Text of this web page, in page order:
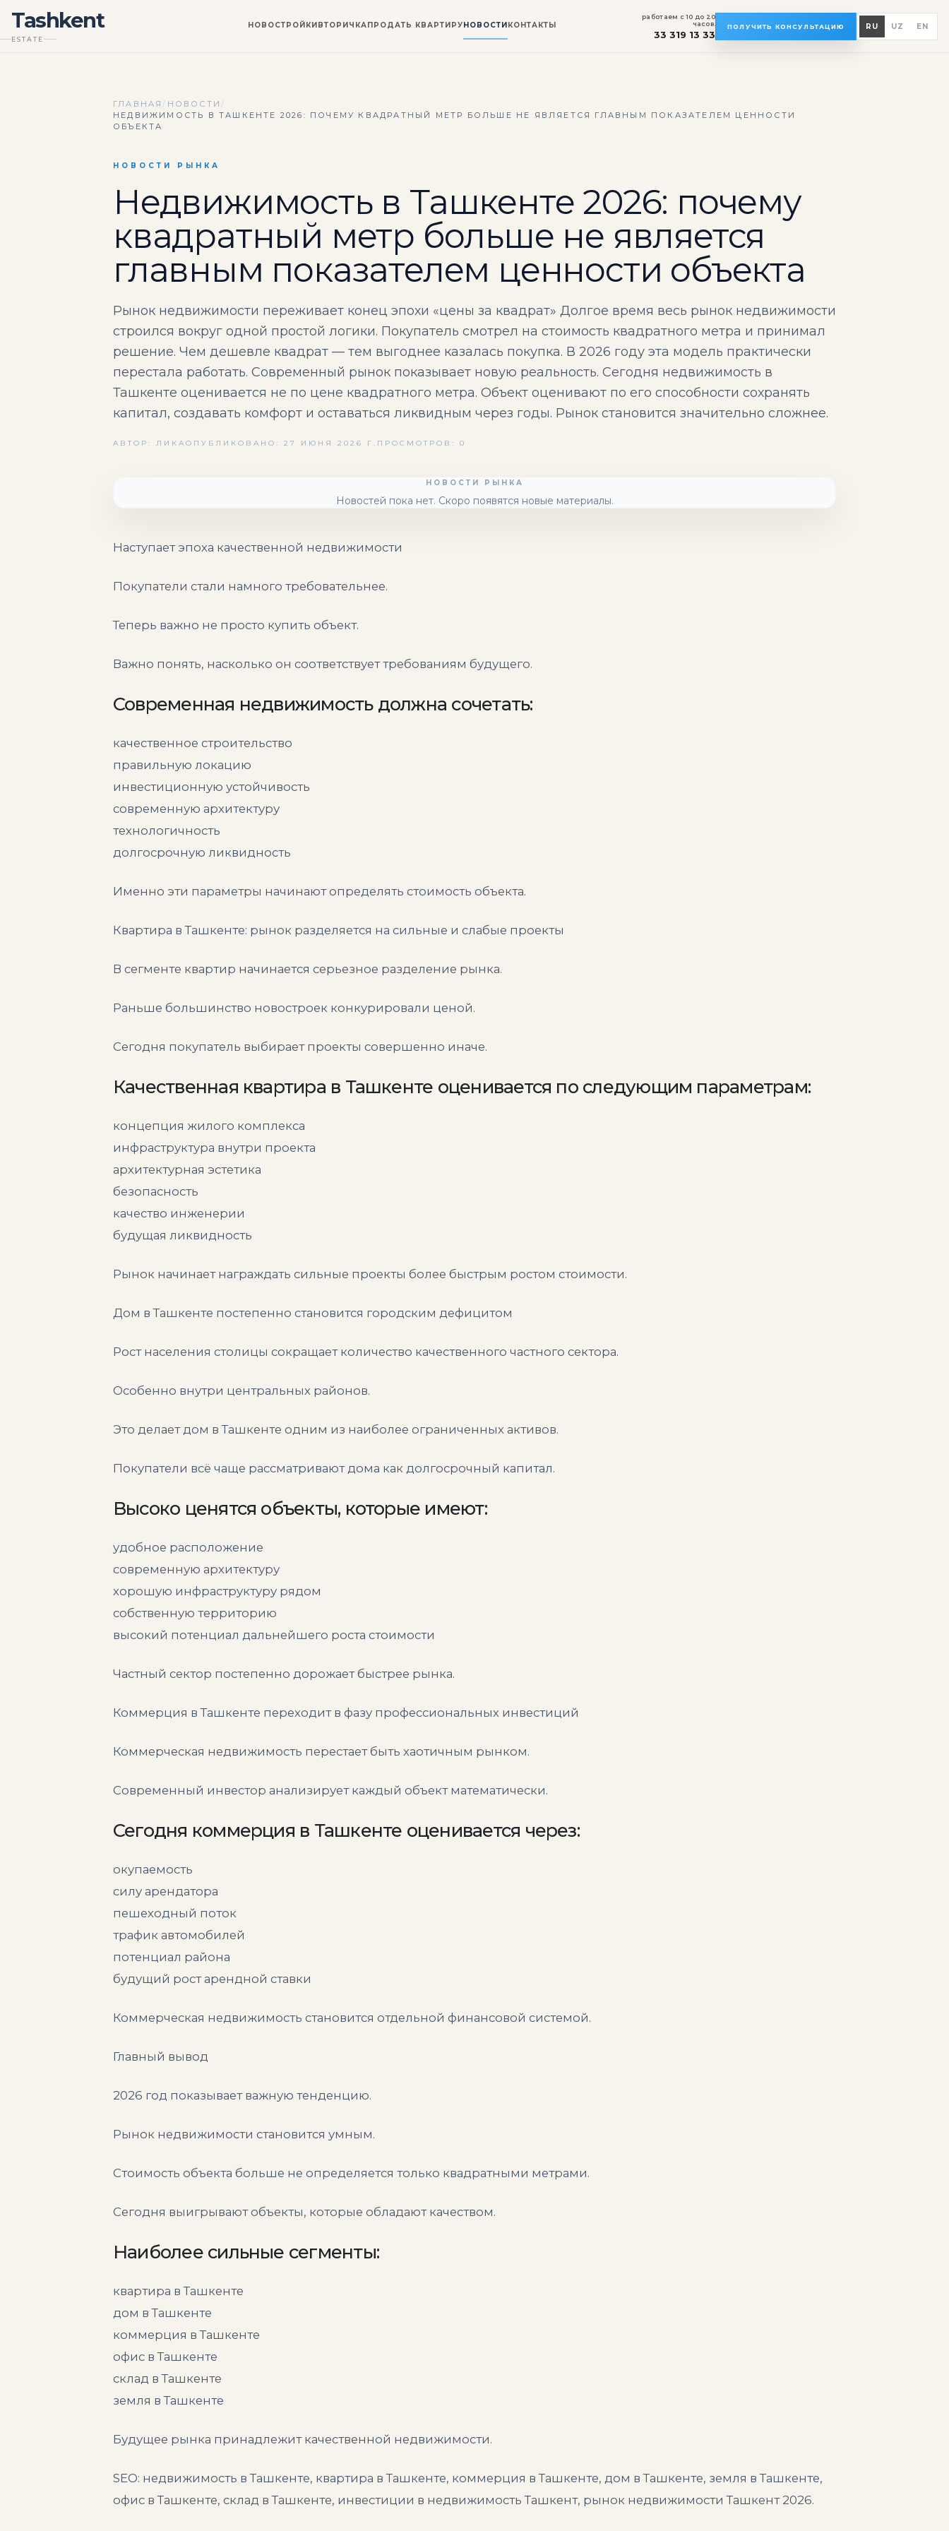
Tashkent
ESTATE
НОВОСТРОЙКИВТОРИЧКАПРОДАТЬ КВАРТИРУНОВОСТИКОНТАКТЫ
работаем с 10 до 20
часов.
33 319 13 33
ПОЛУЧИТЬ КОНСУЛЬТАЦИЮ RU UZ EN
ГЛАВНАЯ/ НОВОСТИ/
НЕДВИЖИМОСТЬ В ТАШКЕНТЕ 2026: ПОЧЕМУ КВАДРАТНЫЙ МЕТР БОЛЬШЕ НЕ ЯВЛЯЕТСЯ ГЛАВНЫМ ПОКАЗАТЕЛЕМ ЦЕННОСТИ
ОБЪЕКТА
НОВОСТИ РЫНКА
Недвижимость в Ташкенте 2026: почему
квадратный метр больше не является
главным показателем ценности объекта
Рынок недвижимости переживает конец эпохи «цены за квадрат» Долгое время весь рынок недвижимости
строился вокруг одной простой логики. Покупатель смотрел на стоимость квадратного метра и принимал
решение. Чем дешевле квадрат — тем выгоднее казалась покупка. В 2026 году эта модель практически
перестала работать. Современный рынок показывает новую реальность. Сегодня недвижимость в
Ташкенте оценивается не по цене квадратного метра. Объект оценивают по его способности сохранять
капитал, создавать комфорт и оставаться ликвидным через годы. Рынок становится значительно сложнее.
АВТОР: ЛИКА ОПУБЛИКОВАНО: 27 ИЮНЯ 2026 Г. ПРОСМОТРОВ: 0
НОВОСТИ РЫНКА
Новостей пока нет. Скоро появятся новые материалы.
Наступает эпоха качественной недвижимости
Покупатели стали намного требовательнее.
Теперь важно не просто купить объект.
Важно понять, насколько он соответствует требованиям будущего.
Современная недвижимость должна сочетать:
качественное строительство
правильную локацию
инвестиционную устойчивость
современную архитектуру
технологичность
долгосрочную ликвидность
Именно эти параметры начинают определять стоимость объекта.
Квартира в Ташкенте: рынок разделяется на сильные и слабые проекты
В сегменте квартир начинается серьезное разделение рынка.
Раньше большинство новостроек конкурировали ценой.
Сегодня покупатель выбирает проекты совершенно иначе.
Качественная квартира в Ташкенте оценивается по следующим параметрам:
концепция жилого комплекса
инфраструктура внутри проекта
архитектурная эстетика
безопасность
качество инженерии
будущая ликвидность
Рынок начинает награждать сильные проекты более быстрым ростом стоимости.
Дом в Ташкенте постепенно становится городским дефицитом
Рост населения столицы сокращает количество качественного частного сектора.
Особенно внутри центральных районов.
Это делает дом в Ташкенте одним из наиболее ограниченных активов.
Покупатели всё чаще рассматривают дома как долгосрочный капитал.
Высоко ценятся объекты, которые имеют:
удобное расположение
современную архитектуру
хорошую инфраструктуру рядом
собственную территорию
высокий потенциал дальнейшего роста стоимости
Частный сектор постепенно дорожает быстрее рынка.
Коммерция в Ташкенте переходит в фазу профессиональных инвестиций
Коммерческая недвижимость перестает быть хаотичным рынком.
Современный инвестор анализирует каждый объект математически.
Сегодня коммерция в Ташкенте оценивается через:
окупаемость
силу арендатора
пешеходный поток
трафик автомобилей
потенциал района
будущий рост арендной ставки
Коммерческая недвижимость становится отдельной финансовой системой.
Главный вывод
2026 год показывает важную тенденцию.
Рынок недвижимости становится умным.
Стоимость объекта больше не определяется только квадратными метрами.
Сегодня выигрывают объекты, которые обладают качеством.
Наиболее сильные сегменты:
квартира в Ташкенте
дом в Ташкенте
коммерция в Ташкенте
офис в Ташкенте
склад в Ташкенте
земля в Ташкенте
Будущее рынка принадлежит качественной недвижимости.
SEO: недвижимость в Ташкенте, квартира в Ташкенте, коммерция в Ташкенте, дом в Ташкенте, земля в Ташкенте,
офис в Ташкенте, склад в Ташкенте, инвестиции в недвижимость Ташкент, рынок недвижимости Ташкент 2026.